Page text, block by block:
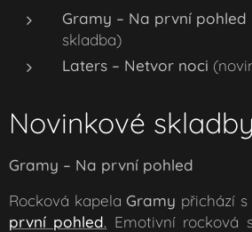
Gramy – Na první pohled
skladba)
Laters – Netvor noci
Novinkové skladby
Gramy – Na první pohled
Rocková kapelaGramy přichází
první pohled. Emotivní rocková